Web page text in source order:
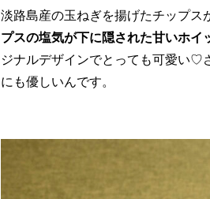
淡路島産の玉ねぎを揚げたチップス
プスの塩気が下に隠された甘いホイ
ジナルデザインでとっても可愛い♡
にも優しいんです。